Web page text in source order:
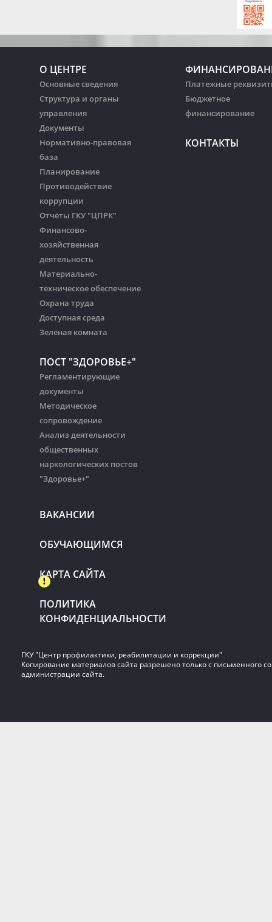
О ЦЕНТРЕ
Основные сведения
Структура и органы
управления
Документы
Нормативно-правовая
база
Планирование
Противодействие
коррупции
Отчёты ГКУ "ЦПРК"
Финансово-
хозяйственная
деятельность
Материально-
техническое обеспечение
Охрана труда
Доступная среда
Зелёная комната
ПОСТ "ЗДОРОВЬЕ+"
Регламентирующие
документы
Методическое
сопровождение
Анализ деятельности
общественных
наркологических постов
"Здоровье+"
Платежные
Бюджетное
финансирование
КОНТАКТЫ
ВАКАНСИИ
ОБУЧАЮЩИМСЯ
КАРТА САЙТА
ПОЛИТИКА
КОНФИДЕНЦИАЛЬНОСТИ
ГКУ "Центр профилактики, реабилитации и коррекции"
Копирование материалов сайта разрешено только с письменного
администрации сайта.